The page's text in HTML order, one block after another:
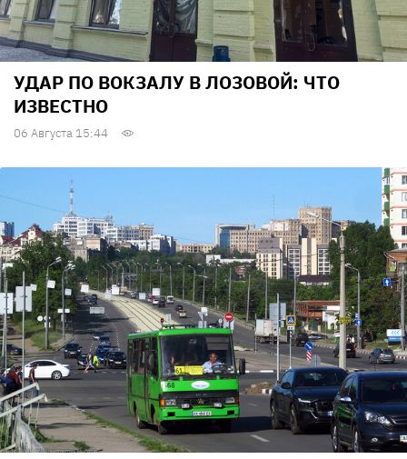
УДАР ПО ВОКЗАЛУ В ЛОЗОВОЙ: ЧТО
ИЗВЕСТНО
06 Августа 15:44